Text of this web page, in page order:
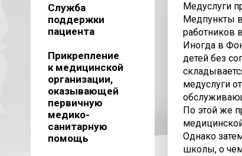
Служба
поддержки
пациента
Прикрепление
к медицинской
организации,
оказывающей
первичную
медико-
санитарную
помощь
Медуслуги
Медпункты
работников
Иногда в
детей без
медуслуги
По этой же
Однако
школы, о